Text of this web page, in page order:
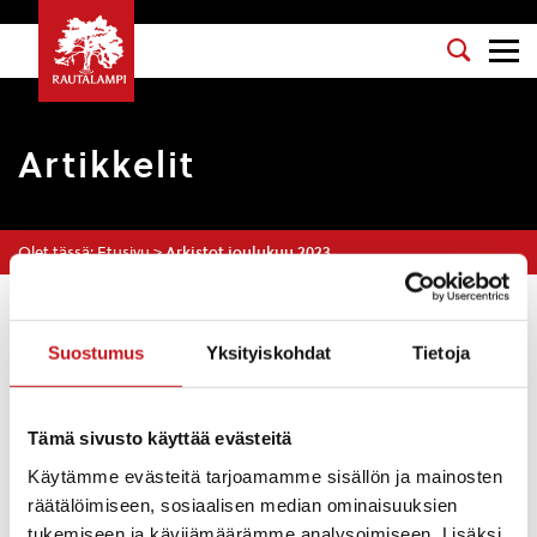
Suostumus Yksityiskohdat Tietoja
Tämä sivusto käyttää evästeitä
Käytämme evästeitä tarjoamamme sisällön ja mainosten
räätälöimiseen, sosiaalisen median ominaisuuksien
Artikkelit
Olet tässä:Etusivu>Arkistot joulukuu 2023
Suodata
Ikääntyneiden kevyt päiväjumppa
maanantaisin klo 10.15-11 lukiolla
20.12.2023 Uutiset